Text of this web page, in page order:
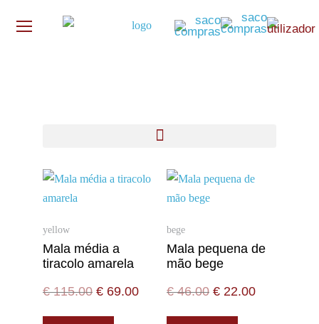
yellow
Mala média a
tiracolo amarela
€115.00 € 69.00
bege
Mala pequena de
mão bege
€46.00 € 22.00